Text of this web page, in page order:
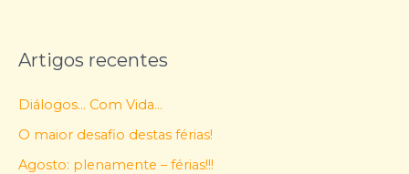
Artigos recentes
Diálogos… Com Vida…
O maior desafio destas férias!
Agosto: plenamente – férias!!!